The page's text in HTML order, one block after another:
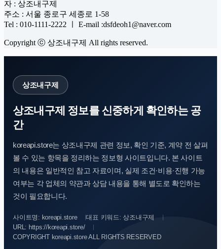
자 : 상조내구제
주소 : 서울 종로구 세종로 1-58
Tel : 010-1111-2222 ㅣ E-mail :dsfdeoh1@naver.com
Copyright ⓒ 상조내구제 All rights reserved.
상조내구제
상조내구제 정보를 신중하게 확인하는 공
간
koreapi.store는 상조내구제 관련 정보, 확인 기준, 계약 전 살펴
볼 수 있는 항목을 정리하는 정보형 사이트입니다. 본 사이트
의 내용은 일반적인 참고 자료이며, 실제 조건·비용·진행 가능
여부는 각 업체의 약관과 상담 내용을 통해 별도로 확인하는
것이 필요합니다.
사이트명: koreapi.store
대표 키워드: 상조내구제
URL: https://koreapi.store/
COPYRIGHT koreapi.store ALL RIGHTS RESERVED